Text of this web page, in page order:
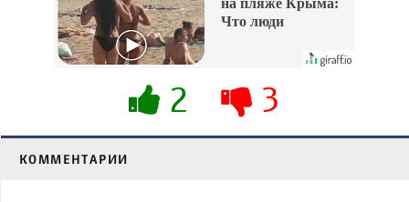
на пляже Крыма:
Что люди
их не видят...
2 3
КОММЕНТАРИИ